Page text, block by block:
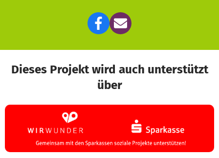
Dieses Projekt wird auch unterstützt
über